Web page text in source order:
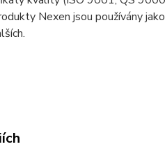
Nexen jsou používány